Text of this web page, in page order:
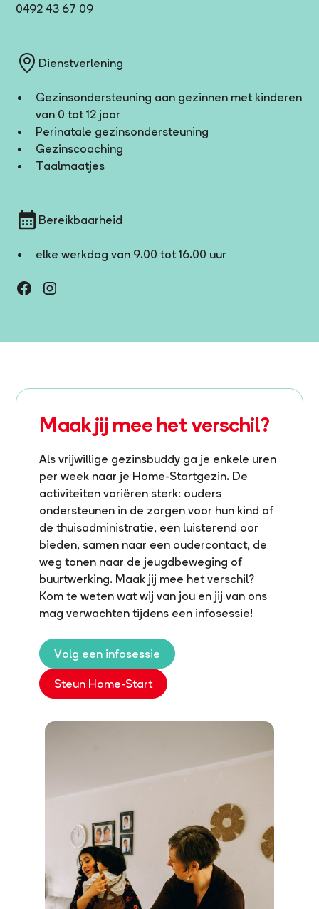
0492 43 67 09
Dienstverlening
Gezinsondersteuning aan gezinnen met kinderen
van 0 tot 12 jaar
Perinatale gezinsondersteuning
Gezinscoaching
Taalmaatjes
Bereikbaarheid
elke werkdag van 9.00 tot 16.00 uur
Maak jij mee het verschil?
Als vrijwillige gezinsbuddy ga je enkele uren
per week naar je Home-Startgezin. ​De
activiteiten variëren sterk: ouders
ondersteunen in de zorgen voor hun kind of
de thuisadministratie, een luisterend oor
bieden, samen naar een oudercontact, de
weg tonen naar de jeugdbeweging of
buurtwerking. Maak jij mee het verschil?
Kom te weten wat wij van jou en jij van ons
mag verwachten tijdens een infosessie!
Volg een infosessie
Steun Home-Start